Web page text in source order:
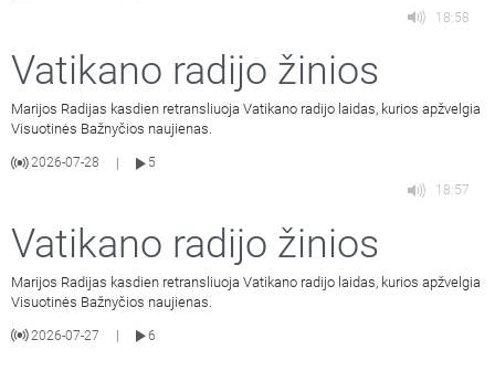
18:58
Vatikano radijo žinios
Marijos Radijas kasdien retransliuoja Vatikano radijo laidas, kurios apžvelgia
Visuotinės Bažnyčios naujienas.
2026-07-28
5
18:57
Vatikano radijo žinios
Marijos Radijas kasdien retransliuoja Vatikano radijo laidas, kurios apžvelgia
Visuotinės Bažnyčios naujienas.
2026-07-27 6